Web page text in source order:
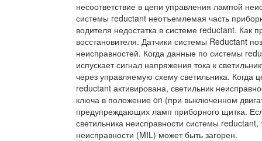
несоответствие в цепи управления лампой
системы reductant неотъемлемая часть
водителя недостатка в системе reductant. Как
восстановителя. Датчики системы Reductant
неисправностей. Когда данные по системы
испускает сигнал напряжения тока к
через управляемую схему светильника. Когда
reductant активирована, светильник
ключа в положение on (при выключенном
предупреждающих ламп приборного щитка.
светильника неисправности системы
неисправности (MIL) может быть загорен.